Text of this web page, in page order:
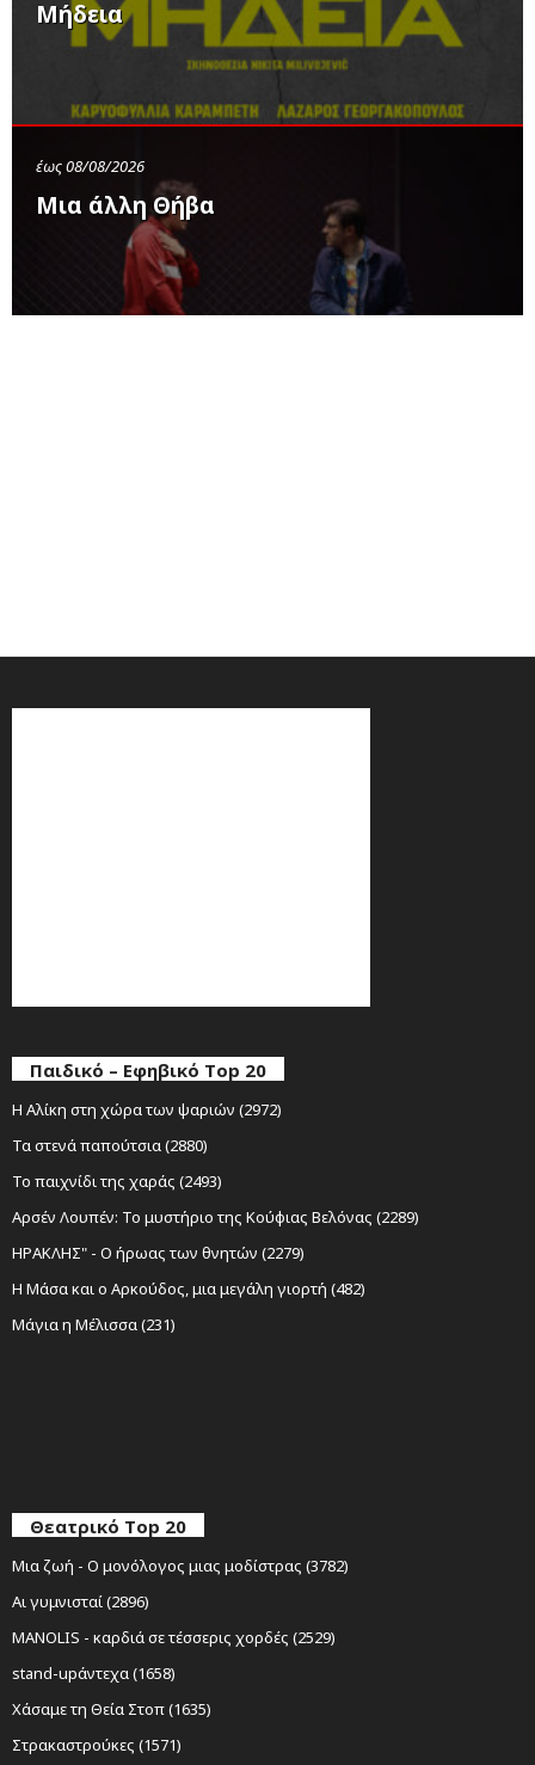
Μήδεια
έως 08/08/2026
Μια άλλη Θήβα
Παιδικό – Εφηβικό Top 20
Η Αλίκη στη χώρα των ψαριών (2972)
Τα στενά παπούτσια (2880)
Το παιχνίδι της χαράς (2493)
Αρσέν Λουπέν: Το μυστήριο της Κούφιας Βελόνας (2289)
ΗΡΑΚΛΗΣ" - Ο ήρωας των θνητών (2279)
Η Μάσα και ο Αρκούδος, μια μεγάλη γιορτή (482)
Μάγια η Μέλισσα (231)
Θεατρικό Top 20
Μια ζωή - Ο μονόλογος μιας μοδίστρας (3782)
Αι γυμνισταί (2896)
MANOLIS - καρδιά σε τέσσερις χορδές (2529)
stand-upάντεχα (1658)
Χάσαμε τη Θεία Στοπ (1635)
Στρακαστρούκες (1571)